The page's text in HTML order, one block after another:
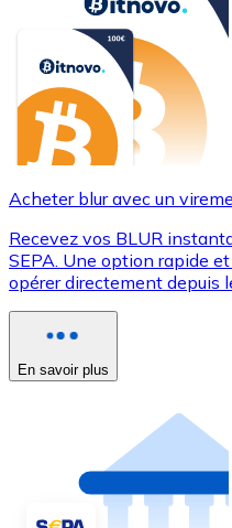
Acheter blur avec un
Recevez vos BLUR
SEPA. Une option rapide
opérer directement depuis
En savoir plus